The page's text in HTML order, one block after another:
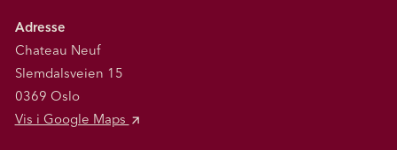
Adresse
Chateau Neuf
Slemdalsveien 15
0369 Oslo
Vis i Google Maps